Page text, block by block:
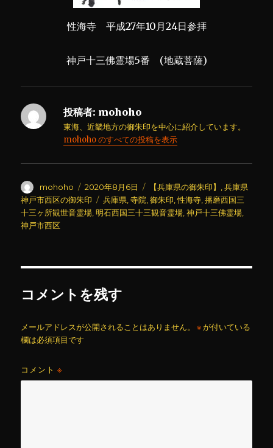
性海寺 平成27年10月24日参拝
神戸十三佛霊場5番 (地蔵菩薩)
投稿者: mohoho
東海、近畿地方の御朱印を中心に紹介しています。
mohoho のすべての投稿を表示
投
稿
者
mohoho
投
稿
日:
2020年8月6日
カ
テ
ゴ
【兵庫県の御朱印】 ,兵庫県
神戸市西区の御朱印
タ
グ
兵庫県 ,寺院 ,御朱印 ,性海寺 ,播磨西国三
十三ヶ所観世音霊場 ,明石西国三十三観音霊場 ,神戸十三佛霊場
神戸市西区
コメントを残す
メールアドレスが公開されることはありません。 ※が付いている
欄は必須項目です
コメント※